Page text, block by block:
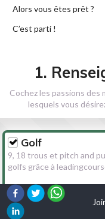
Alors vous êtes prêt ?
C’est parti !
1.
Cochez les passions des
lesquels vous
Golf
9, 18 trous et pitch and
golfs grâce à
Randonnée